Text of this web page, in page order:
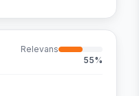
Relevans
55%